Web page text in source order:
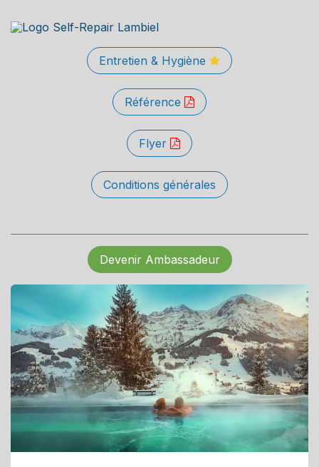
Entretien & Hygiène
Référence
Flyer
Conditions générales
Devenir Ambassadeur